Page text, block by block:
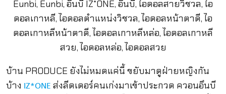
บ้าน PRODUCE ยังไม่หมดแค่นี้ ขยับมาดูฝ่ายหญิงกัน
บ้าง IZ*ONE ส่งลีดเดอร์คนเก่งมาเข้าประกวด ควอนอึนบี